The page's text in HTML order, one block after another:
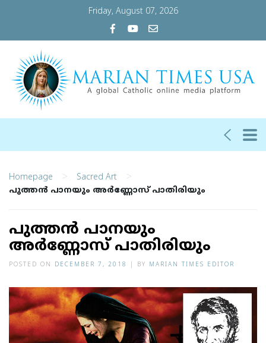
Friday, August 07, 2026
Homepage > Sacred Art >
പുത്തന്‍ പാനയും അര്‍ണ്ണോസ് പാതിരിയും
പുത്തന്‍ പാനയും
അര്‍ണ്ണോസ് പാതിരിയും
POSTED ON DECEMBER 7, 2018 BY MARIAN TIMES EDITOR